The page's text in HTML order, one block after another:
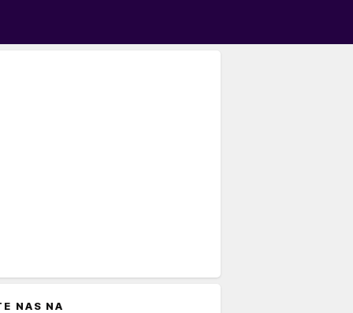
NAS NA